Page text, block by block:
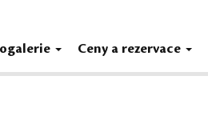
Ceny a rezervace